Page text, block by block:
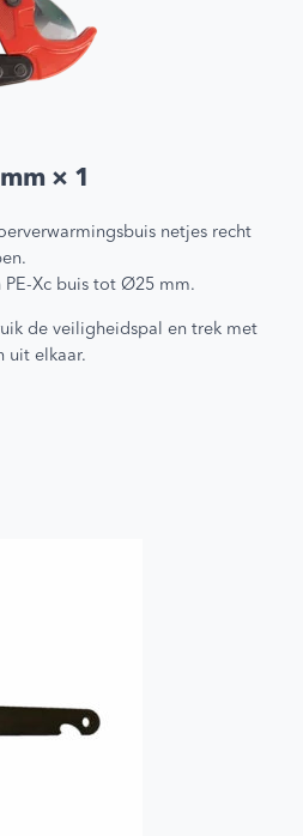
× 1
netjes recht
PE-Xc buis tot Ø25 mm.
de veiligheidspal en trek met
uit elkaar.